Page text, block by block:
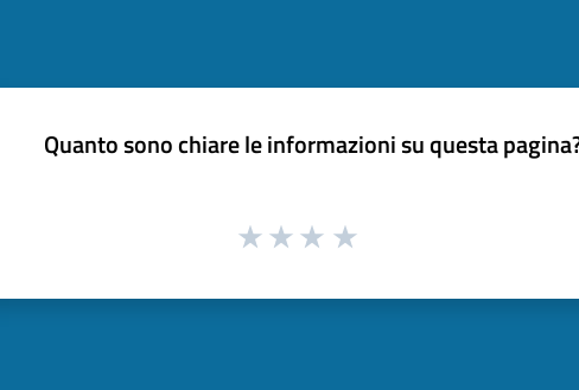
Quanto sono chiare le informazioni su questa